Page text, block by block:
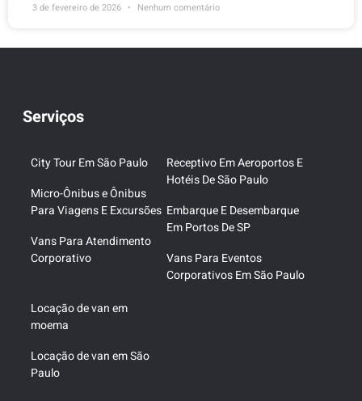
3 de fevereiro de 2026 Nenhum comentário
Serviços
City Tour Em São Paulo
Micro-Ônibus e Ônibus
Para Viagens E Excursões
Vans Para Atendimento
Corporativo
Receptivo Em Aeroportos E
Hotéis De São Paulo
Embarque E Desembarque
Em Portos De SP
Vans Para Eventos
Corporativos Em São Paulo
Locação de van em
moema
Locação de van em São
Paulo